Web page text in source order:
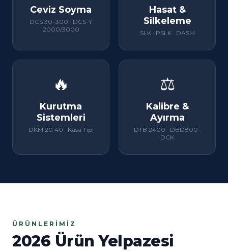
Ceviz Soyma
DCS 30–300 · DCS-Y
2000/3000
Hasat &
Silkeleme
SLK · PSLK · DASM
🔥
Kurutma
Sistemleri
DKM 20·40 · Kasa Tipi
⚖
Kalibre &
Ayırma
DTB 2400 · DBD800 ·
DCK
ÜRÜNLERIMIZ
2026 Ürün Yelpazesi